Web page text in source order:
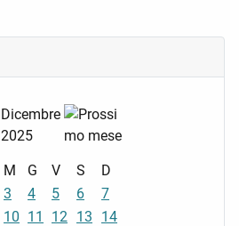
Dicembre
2025
M G V S
D
3 4 5 6
7
10 11 12 13
14